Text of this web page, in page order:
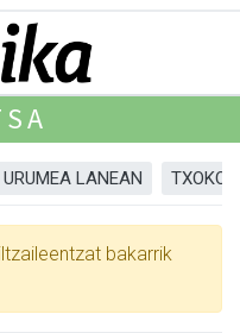
URUMEA LANEAN
bakarrik